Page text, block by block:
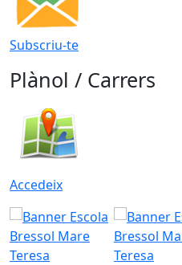
Subscriu-te
Plànol / Carrers
Accedeix